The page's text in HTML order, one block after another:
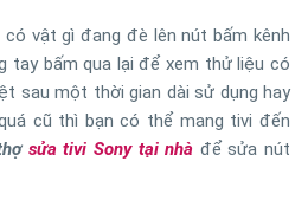
vật gì đang đè lên nút bấm kênh
tay bấm qua lại để xem thử liệu có
sau một thời gian dài sử dụng hay
cũ thì bạn có thể mang tivi đến
sửa tivi Sony tại nhà để sửa nút